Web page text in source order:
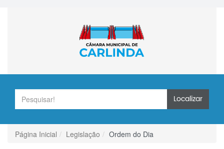
Localizar
Página Inicial Legislação Ordem do Dia